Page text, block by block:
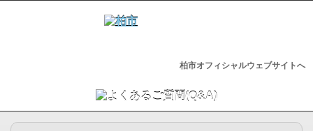
柏市オフィシャルウェブサイトへ